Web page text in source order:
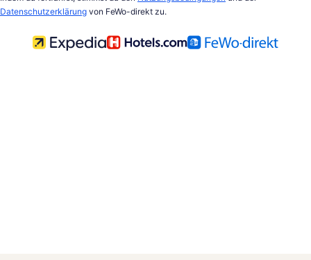
Datenschutzerklärung von FeWo-direkt zu.